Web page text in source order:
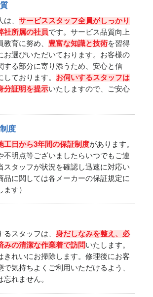
、 サービススタッフ全員がしっかり
社所属の社員です。サービス品質向上
育に努め、 豊富な知識と技術を習得
お選びいただいております。お客様の
する部分に寄り添うため、安心と信
ております。 お伺いするスタッフは
分証明を提示いたしますので、ご安心
度
工日から3年間の保証制度があります。
不明点等ございましたらいつでもご連
スタッフが状況を確認し迅速に対応い
に関しては各メーカーの保証規定に
す）
スタッフは、 身だしなみを整え、必
みの清潔な作業着で訪問いたします。
きれいにお掃除します。修理後にお客
で気持ちよくご利用いただけるよう、
れません。